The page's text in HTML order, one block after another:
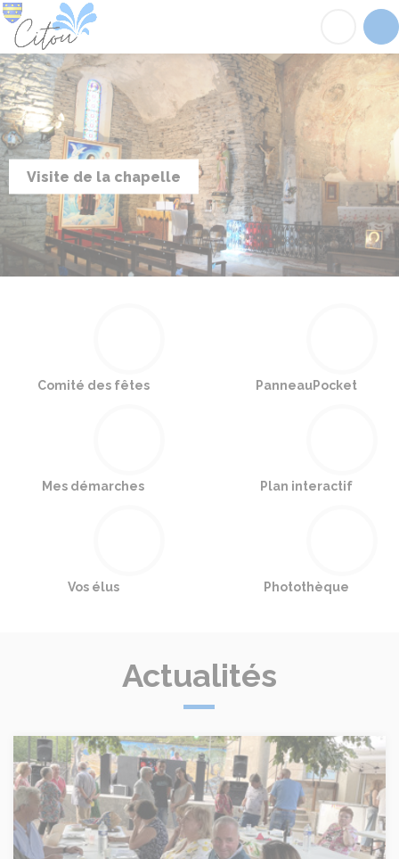
Visite de la chapelle
Comité des fêtes PanneauPocket
Mes démarches Plan interactif
Vos élus Photothèque
Actualités
Fête à Citou